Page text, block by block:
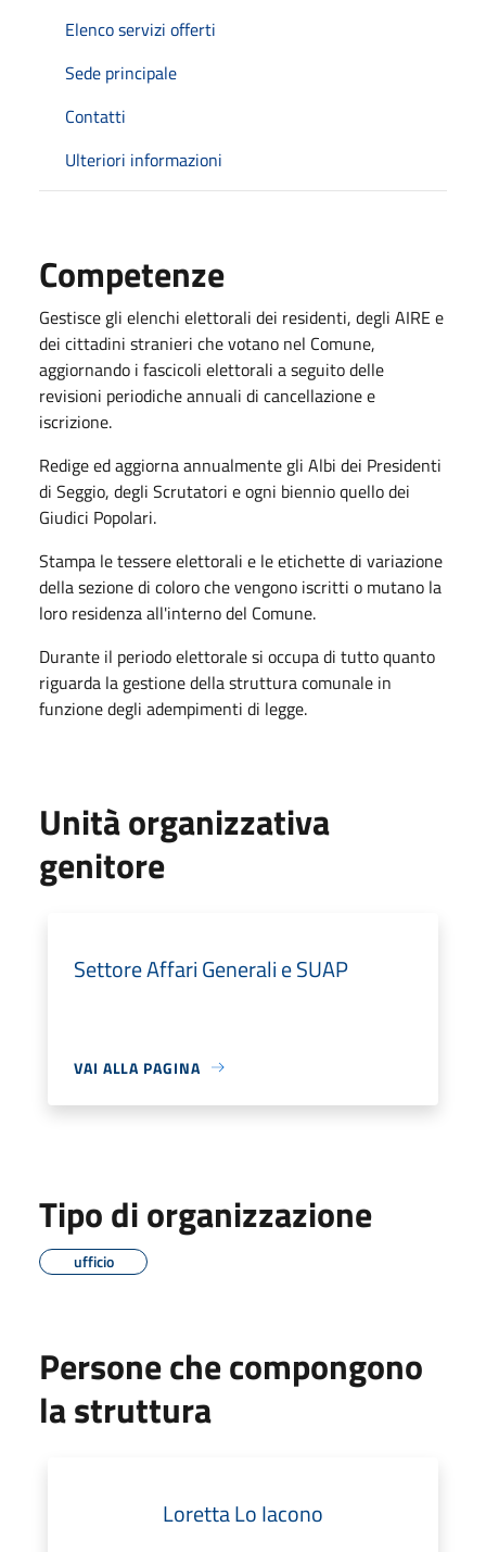
Elenco servizi offerti
Sede principale
Contatti
Ulteriori informazioni
Competenze
Gestisce gli elenchi elettorali dei residenti, degli AIRE e
dei cittadini stranieri che votano nel Comune,
aggiornando i fascicoli elettorali a seguito delle
revisioni periodiche annuali di cancellazione e
iscrizione.
Redige ed aggiorna annualmente gli Albi dei Presidenti
di Seggio, degli Scrutatori e ogni biennio quello dei
Giudici Popolari.
Stampa le tessere elettorali e le etichette di variazione
della sezione di coloro che vengono iscritti o mutano la
loro residenza all'interno del Comune.
Durante il periodo elettorale si occupa di tutto quanto
riguarda la gestione della struttura comunale in
funzione degli adempimenti di legge.
Unità organizzativa
genitore
Settore Affari Generali e SUAP
VAI ALLA PAGINA
Tipo di organizzazione
ufficio
Persone che compongono
la struttura
Loretta Lo Iacono